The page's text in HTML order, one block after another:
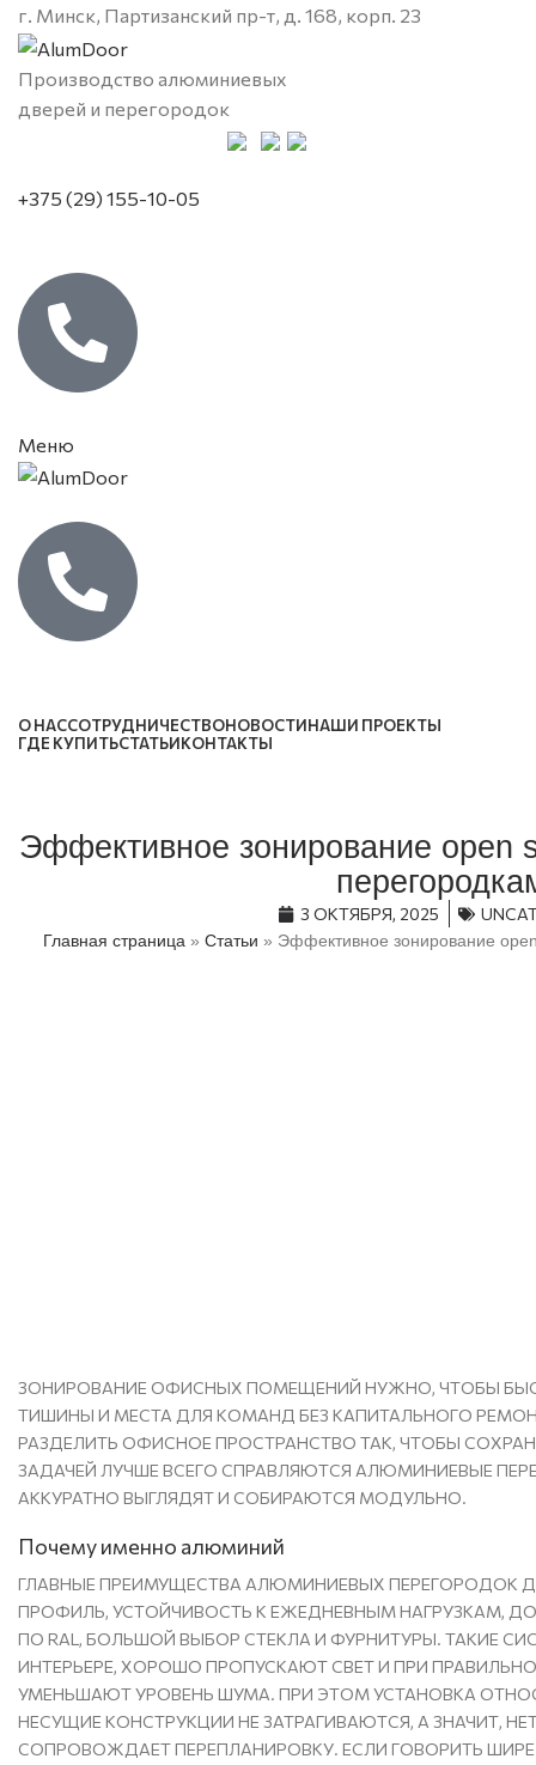
г. Минск, Партизанский пр-т, д. 168, корп. 23
Производство алюминиевых
дверей и перегородок
+375 (29) 155-10-05
Меню
О НАССОТРУДНИЧЕСТВОНОВОСТИНАШИ ПРОЕКТЫ
ГДЕ КУПИТЬСТАТЬИКОНТАКТЫ
Эффективное зонирование
3 ОКТЯБРЯ, 2025
Главная страница »Статьи » Эффективное зонирование
ЗОНИРОВАНИЕ ОФИСНЫХ ПОМЕЩЕНИЙ НУЖНО, ЧТОБЫ
ТИШИНЫ И МЕСТА ДЛЯ КОМАНД БЕЗ КАПИТАЛЬНОГО
РАЗДЕЛИТЬ ОФИСНОЕ ПРОСТРАНСТВО ТАК, ЧТОБЫ
ЗАДАЧЕЙ ЛУЧШЕ ВСЕГО СПРАВЛЯЮТСЯ АЛЮМИНИЕВЫЕ
АККУРАТНО ВЫГЛЯДЯТ И СОБИРАЮТСЯ МОДУЛЬНО.
Почему именно алюминий
ГЛАВНЫЕ ПРЕИМУЩЕСТВА АЛЮМИНИЕВЫХ ПЕРЕГОРОДОК
ПРОФИЛЬ, УСТОЙЧИВОСТЬ К ЕЖЕДНЕВНЫМ НАГРУЗКАМ,
ПО RAL, БОЛЬШОЙ ВЫБОР СТЕКЛА И ФУРНИТУРЫ. ТАКИЕ
ИНТЕРЬЕРЕ, ХОРОШО ПРОПУСКАЮТ СВЕТ И ПРИ
УМЕНЬШАЮТ УРОВЕНЬ ШУМА. ПРИ ЭТОМ УСТАНОВКА
НЕСУЩИЕ КОНСТРУКЦИИ НЕ ЗАТРАГИВАЮТСЯ, А ЗНАЧИТ,
СОПРОВОЖДАЕТ ПЕРЕПЛАНИРОВКУ. ЕСЛИ ГОВОРИТЬ